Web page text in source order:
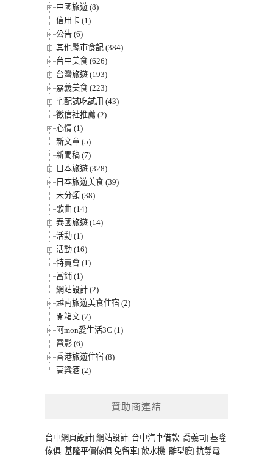
中國旅遊 (8)
信用卡 (1)
公告 (6)
其他縣市食記 (384)
台中美食 (626)
台灣旅遊 (193)
嘉義美食 (223)
宅配試吃試用 (43)
徵信社推薦 (2)
心情 (1)
新文章 (5)
新聞稿 (7)
日本旅遊 (328)
日本旅遊美食 (39)
未分類 (38)
歌曲 (14)
泰國旅遊 (14)
活動 (1)
活動 (16)
特賣會 (1)
當鋪 (1)
網站設計 (2)
越南旅遊美食住宿 (2)
開箱文 (7)
阿mon愛生活3C (1)
電影 (6)
香港旅遊住宿 (8)
高粱酒 (2)
贊助商連結
台中網頁設計| 網站設計| 台中汽車借款| 喬義司 | 基隆
傢俱| 基隆平價傢俱 免留車| 飲水機| 離型膜| 抗靜電